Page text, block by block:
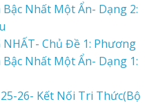
Nhất Một Ẩn- Dạng 2:
NHẤT- Chủ Đề 1: Phương
Nhất Một Ẩn- Dạng 1:
26- Kết Nối Tri Thức(Bộ